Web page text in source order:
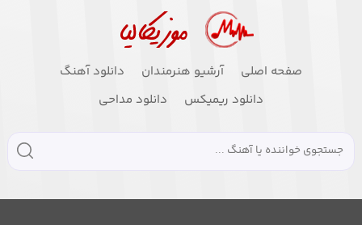
صفحه اصلی آرشیو هنرمندان
دانلود آهنگ
دانلود ریمیکس
دانلود مداحی